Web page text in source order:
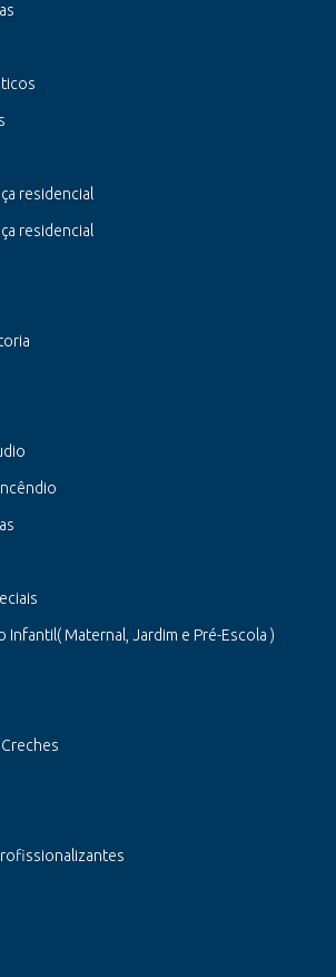
residencial
residencial
Infantil( Maternal, Jardim e Pré-Escola )